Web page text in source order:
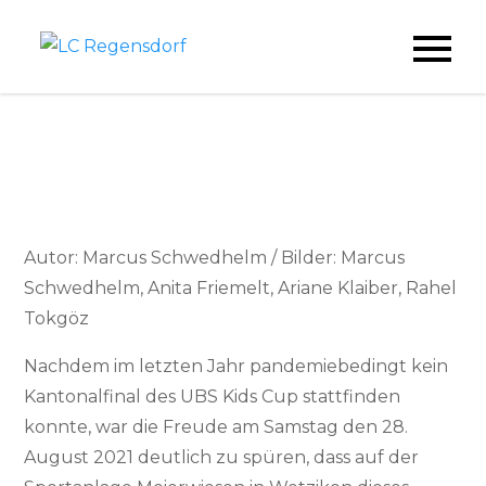
LC Regensdorf
Autor: Marcus Schwedhelm / Bilder: Marcus
Schwedhelm, Anita Friemelt, Ariane Klaiber, Rahel
Tokgöz
Nachdem im letzten Jahr pandemiebedingt kein
Kantonalfinal des UBS Kids Cup stattfinden
konnte, war die Freude am Samstag den 28.
August 2021 deutlich zu spüren, dass auf der